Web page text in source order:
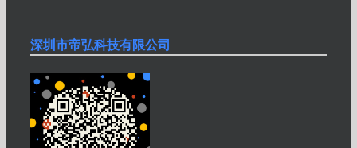
深圳市帝弘科技有限公司